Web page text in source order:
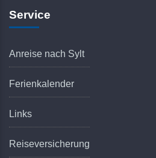
Service
Anreise nach Sylt
Ferienkalender
Links
Reiseversicherung